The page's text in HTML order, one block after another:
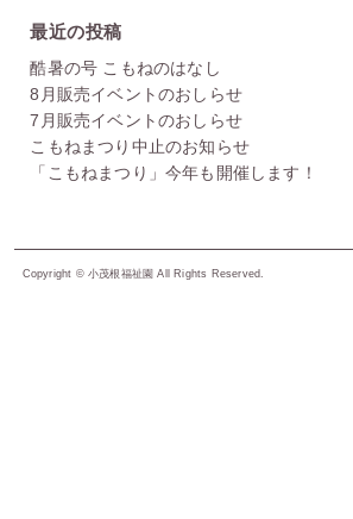
最近の投稿
酷暑の号 こもねのはなし
8月販売イベントのおしらせ
7月販売イベントのおしらせ
こもねまつり中止のお知らせ
「こもねまつり」今年も開催します！
Copyright © 小茂根福祉園 All Rights Reserved.